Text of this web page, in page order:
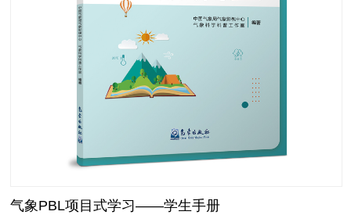
气象PBL项目式学习——学生手册